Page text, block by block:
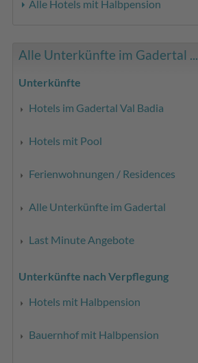
Alle Hotels mit Halbpension
Alle Unterkünfte im Gadertal ...
Unterkünfte
Hotels im Gadertal Val Badia
Hotels mit Pool
Ferienwohnungen / Residences
Alle Unterkünfte im Gadertal
Last Minute Angebote
Unterkünfte nach Verpflegung
Hotels mit Halbpension
Bauernhof mit Halbpension